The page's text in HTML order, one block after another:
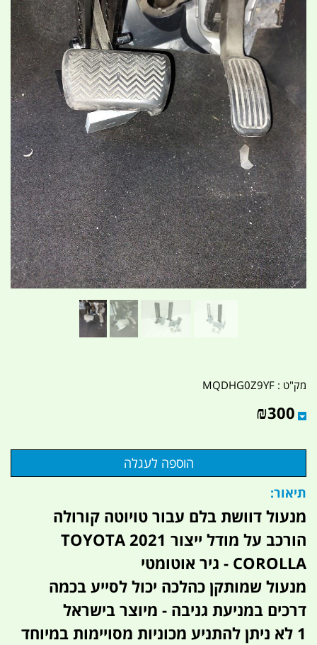
מק"ט : MQDHG0Z9YF
₪300
תיאור:
מנעול דוושת בלם עבור טויוטה קורולה
הורכב על מודל ייצור 2021 TOYOTA
COROLLA - גיר אוטומטי
מנעול שמותקן כהלכה יכול לסייע בכמה
דרכים במניעת גניבה - מיוצר בישראל
1 לא ניתן להתניע מכוניות מסויימות במיוחד